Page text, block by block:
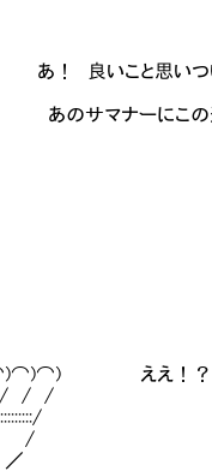
良いこと思いつい
ナーにこの辺の悪
ええ！？
/ /
/